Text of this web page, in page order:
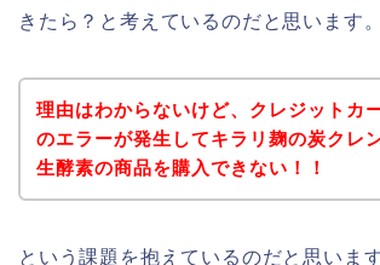
きたら？と考えているのだと思います
理由はわからないけど、クレジットカ
のエラーが発生してキラリ麹の炭クレ
生酵素の商品を購入できない！！
という課題を抱えているのだと思いま